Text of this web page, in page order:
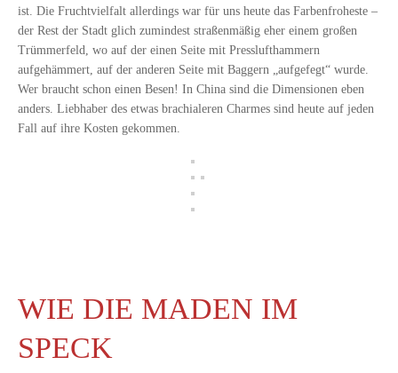
ist. Die Fruchtvielfalt allerdings war für uns heute das Farbenfroheste –
der Rest der Stadt glich zumindest straßenmäßig eher einem großen
Trümmerfeld, wo auf der einen Seite mit Presslufthammern
aufgehämmert, auf der anderen Seite mit Baggern „aufgefegt“ wurde.
Wer braucht schon einen Besen! In China sind die Dimensionen eben
anders. Liebhaber des etwas brachialeren Charmes sind heute auf jeden
Fall auf ihre Kosten gekommen.
WIE DIE MADEN IM
SPECK